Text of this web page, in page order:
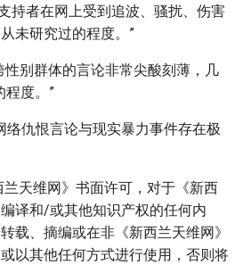
持者在网上受到追波、骚扰、伤害
未研究过的程度。”
性别群体的言论非常尖酸刻薄，几
程度。”
络仇恨言论与现实暴力事件存在极
天维网》书面许可，对于《新西
译和/或其他知识产权的任何内
载、摘编或在非《新西兰天维网》
以其他任何方式进行使用，否则将